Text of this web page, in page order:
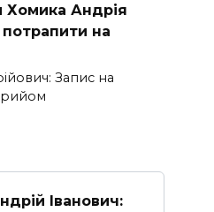
Хомика Андрія
на
Запис на
Іванович: